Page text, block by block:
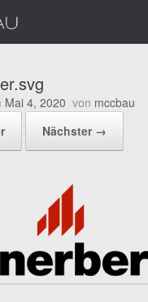
Mai 4, 2020 von mccbau
Nächster →